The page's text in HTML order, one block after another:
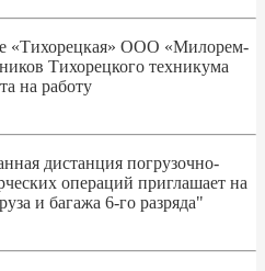
«Тихорецкая» ООО «Милорем-
Тихорецкого техникума
на работу
дистанция погрузочно-
операций приглашает на
и багажа 6-го разряда"